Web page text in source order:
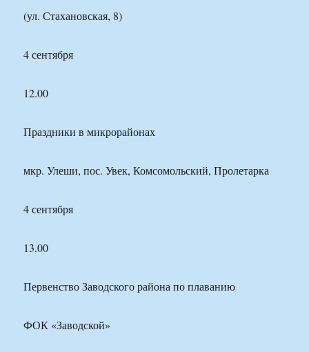
(ул. Стахановская, 8)
4 сентября
12.00
Праздники в микрорайонах
мкр. Улеши, пос. Увек, Комсомольский, Пролетарка
4 сентября
13.00
Первенство Заводского района по плаванию
ФОК «Заводской»